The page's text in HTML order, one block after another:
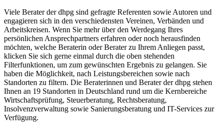
Viele Berater der dhpg sind gefragte Referenten sowie Autoren und
engagieren sich in den verschiedensten Vereinen, Verbänden und
Arbeitskreisen. Wenn Sie mehr über den Werdegang Ihres
persönlichen Ansprechpartners erfahren oder noch herausfinden
möchten, welche Beraterin oder Berater zu Ihrem Anliegen passt,
klicken Sie sich gerne einmal durch die oben stehenden
Filterfunktionen, um zum gewünschten Ergebnis zu gelangen. Sie
haben die Möglichkeit, nach Leistungsbereichen sowie nach
Standorten zu filtern. Die Beraterinnen und Berater der dhpg stehen
Ihnen an 19 Standorten in Deutschland rund um die Kernbereiche
Wirtschaftsprüfung, Steuerberatung, Rechtsberatung,
Insolvenzverwaltung sowie Sanierungsberatung und IT-Services zur
Verfügung.